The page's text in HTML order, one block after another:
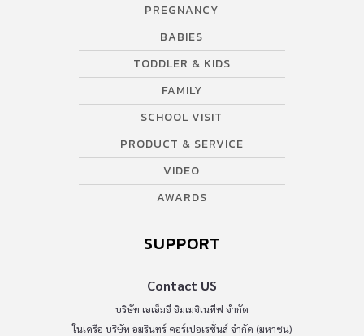
PREGNANCY
BABIES
TODDLER & KIDS
FAMILY
SCHOOL VISIT
PRODUCT & SERVICE
VIDEO
AWARDS
SUPPORT
Contact US
บริษัท เอเอ็มอี อิมเมจิเนทีฟ จำกัด
ในเครือ บริษัท อมรินทร์ คอร์เปอเรชั่นส์ จำกัด (มหาชน)